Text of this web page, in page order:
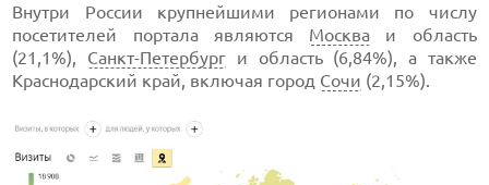
Внутри России крупнейшими регионами по числу
посетителей портала являются Москва и область
(21,1%), Санкт-Петербурги область (6,84%), а также
Краснодарский край, включая город Сочи (2,15%).